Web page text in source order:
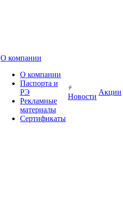
О компании
О компании
Паспорта и
РЭ
Рекламные
материалы
Сертификаты
Новости
Акции